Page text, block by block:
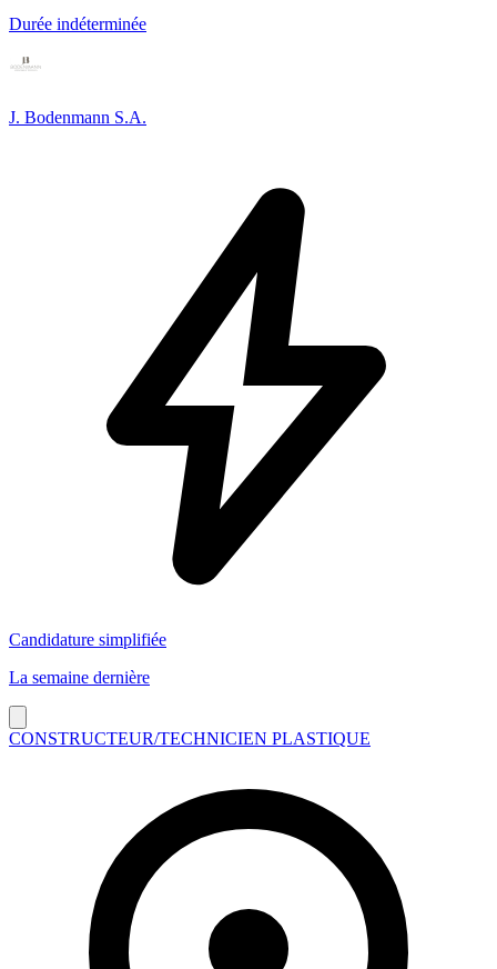
Durée indéterminée
J. Bodenmann S.A.
Candidature simplifiée
La semaine dernière
CONSTRUCTEUR/TECHNICIEN PLASTIQUE